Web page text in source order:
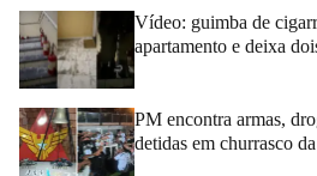
Vídeo: guimba de
apartamento e deixa
PM encontra armas,
detidas em churrasco